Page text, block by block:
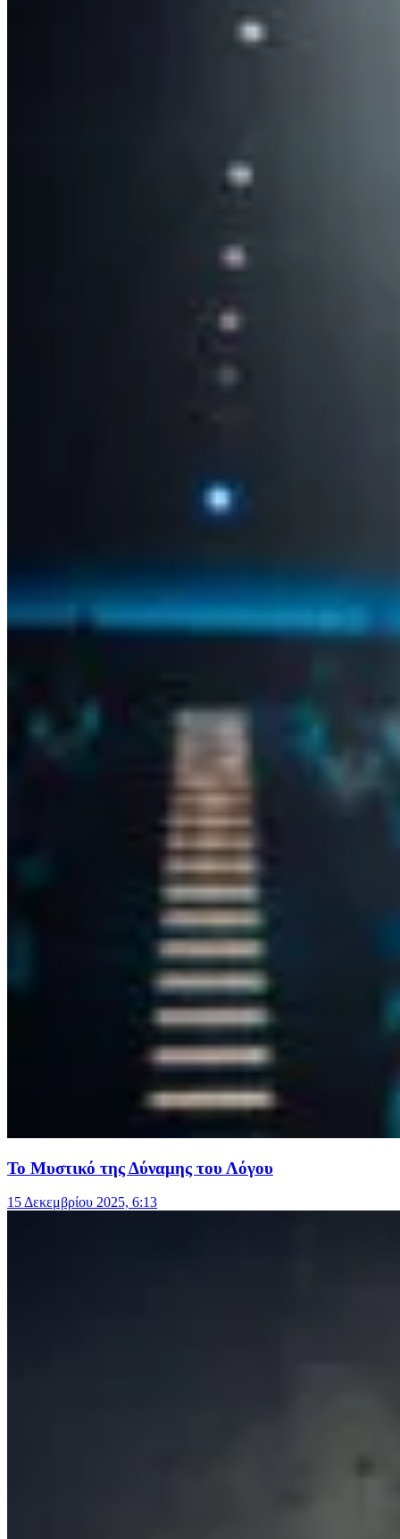
Το Μυστικό της Δύναμης του Λόγου
15 Δεκεμβρίου 2025, 6:13